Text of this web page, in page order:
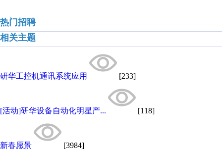
热门招聘
相关主题
研华工控机通讯系统应用 [233]
[活动]研华设备自动化明星产... [118]
新春愿景 [3984]